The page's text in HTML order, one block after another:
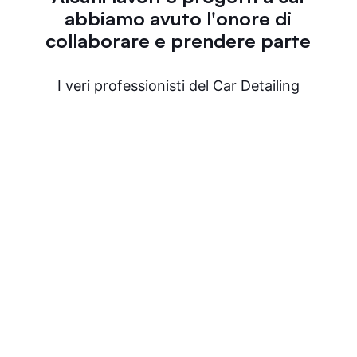
abbiamo avuto l'onore di
collaborare e prendere parte
I veri professionisti del Car Detailing